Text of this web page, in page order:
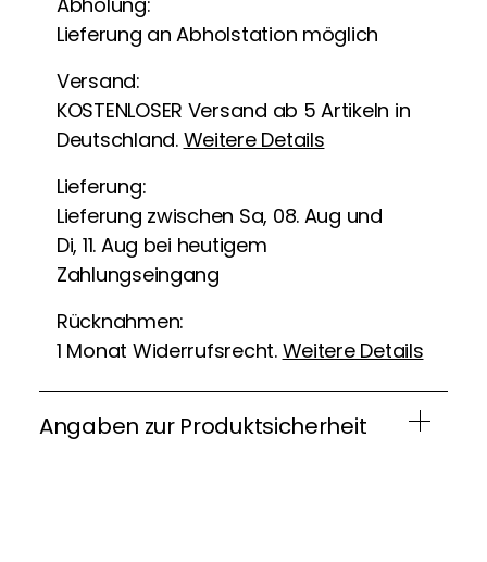
Lieferung an Abholstation möglich
Versand:
KOSTENLOSER Versand ab 5 Artikeln in
Deutschland. Weitere Details
Lieferung:
Lieferung zwischen Sa, 08. Aug und
Di, 11. Aug bei heutigem
Zahlungseingang
Rücknahmen:
1 Monat Widerrufsrecht. Weitere Details
Angaben zur Produktsicherheit